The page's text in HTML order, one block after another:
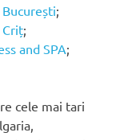
;
Criț;
and SPA;
cele mai tari